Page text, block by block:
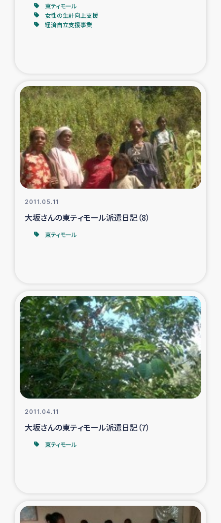
令和6年能登半島地震 緊急支援
タイ国境ミャンマー移民子ども支援
漁民によるマングローブ植林活動
レバノンでのシリア難民への食糧・越冬支援
レバノンにおける緊急支援
レバノンでのシリア難民への教育支援事業
レバノンでのシリア難民・レバノン人への農業支援
石巻市街地在宅被災者支援
復興応援隊の活動
仮設住宅生活支援・農業復興支援
漁業復興支援
インターン・ボランティア日誌
経済自立支援事業
東ティモール
女性の生計向上支援
経済自立支援事業
2011.05.11
大坂さんの東ティモール派遣日記（8）
東ティモール
2011.04.11
大坂さんの東ティモール派遣日記（7）
東ティモール